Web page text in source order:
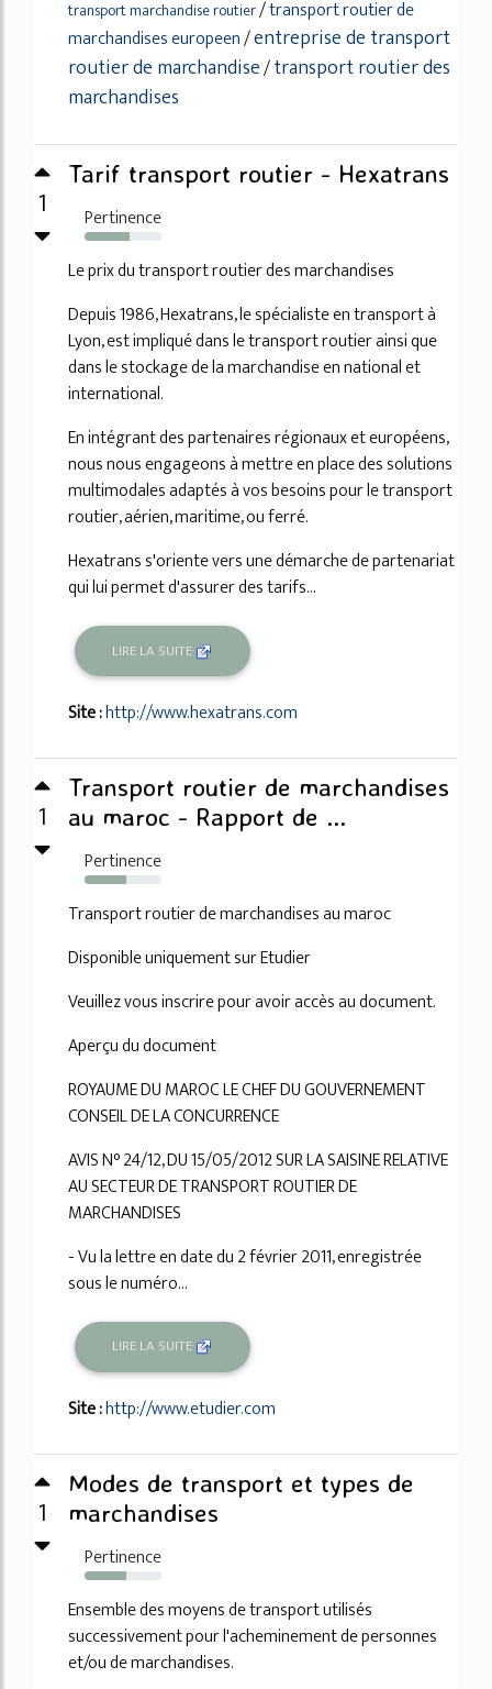
transport marchandise routier/transport routier de
marchandises europeen/entreprise de transport
routier de marchandise/transport routier des
marchandises
1
Tarif transport routier - Hexatrans
Pertinence
58%
Le prix du transport routier des marchandises
Depuis 1986, Hexatrans, le spécialiste en transport à
Lyon, est impliqué dans le transport routier ainsi que
dans le stockage de la marchandise en national et
international.
En intégrant des partenaires régionaux et européens,
nous nous engageons à mettre en place des solutions
multimodales adaptés à vos besoins pour le transport
routier, aérien, maritime, ou ferré.
Hexatrans s'oriente vers une démarche de partenariat
qui lui permet d'assurer des tarifs...
LIRE LA SUITE
Site :http://www.hexatrans.com
1
Transport routier de marchandises
au maroc - Rapport de ...
Pertinence
54%
Transport routier de marchandises au maroc
Disponible uniquement sur Etudier
Veuillez vous inscrire pour avoir accès au document.
Aperçu du document
ROYAUME DU MAROC LE CHEF DU GOUVERNEMENT
CONSEIL DE LA CONCURRENCE
AVIS N° 24/12, DU 15/05/2012 SUR LA SAISINE RELATIVE
AU SECTEUR DE TRANSPORT ROUTIER DE
MARCHANDISES
- Vu la lettre en date du 2 février 2011, enregistrée
sous le numéro...
LIRE LA SUITE
Site :http://www.etudier.com
1
Modes de transport et types de
marchandises
Pertinence
54%
Ensemble des moyens de transport utilisés
successivement pour l'acheminement de personnes
et/ou de marchandises.